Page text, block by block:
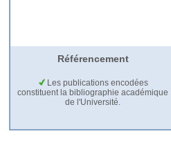
Référencement
Les publications encodées
constituent la bibliographie académique
de l'Université.